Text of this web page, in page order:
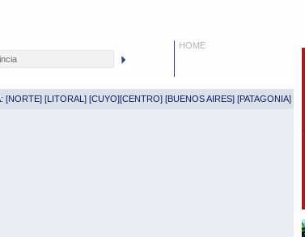
HOME
[NORTE] [LITORAL ] [CUYO][CENTRO] [BUENOS AIRES] [PATAGONIA]